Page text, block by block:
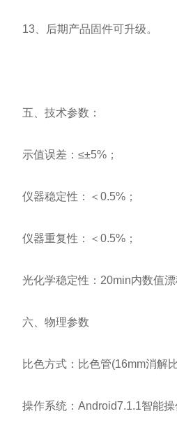
13、后期产品固件可升级。
五、技术参数：
示值误差：≤±5%；
仪器稳定性：＜0.5%；
仪器重复性：＜0.5%；
光化学稳定性：20min内数值漂
六、物理参数
比色方式：比色管(16mm消解比
操作系统：Android7.1.1智能操